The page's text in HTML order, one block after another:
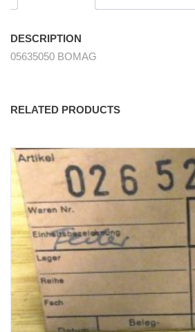
DESCRIPTION
05635050 BOMAG
RELATED PRODUCTS